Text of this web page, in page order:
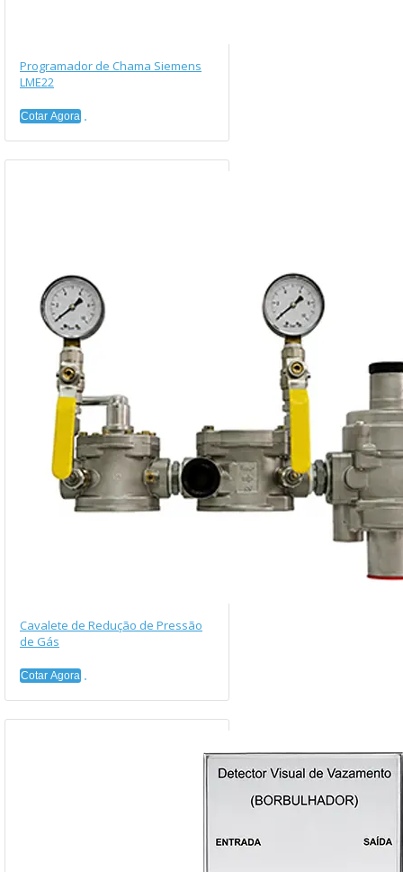
Programador de Chama Siemens
LME22
Cotar Agora
Cavalete de Redução de Pressão
de Gás
Cotar Agora